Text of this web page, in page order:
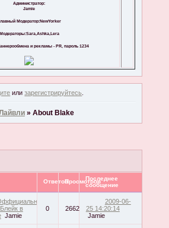
Администратор:
Jamie
Модератор:NewYorker
Модераторы:Sara,Ashka,Lera
и рекламы - PR, пароль 1234
илизарегистрируйтесь
» About Blake
ОтветовПросмотровПоследнее
сообщение
в
Jamie
0 2662
2009-06-
25 14:20:14
Jamie